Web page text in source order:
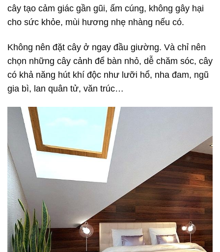
cây tạo cảm giác gần gũi, ấm cúng, không gây hại
cho sức khỏe, mùi hương nhẹ nhàng nếu có.
Không nên đặt cây ở ngay đầu giường. Và chỉ nên
chọn những cây cảnh để bàn nhỏ, dễ chăm sóc, cây
có khả năng hút khí độc như lưỡi hổ, nha đam, ngũ
gia bì, lan quân tử, văn trúc…